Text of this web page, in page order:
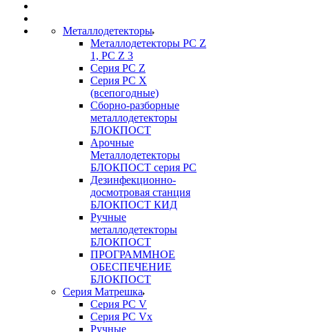
Металлодетекторы
Металлодетекторы РС Z
1, PC Z 3
Серия РС Z
Серия РС X
(всепогодные)
Сборно-разборные
металлодетекторы
БЛОКПОСТ
Арочные
Металлодетекторы
БЛОКПОСТ серия РС
Дезинфекционно-
досмотровая станция
БЛОКПОСТ КИД
Ручные
металлодетекторы
БЛОКПОСТ
ПРОГРАММНОЕ
ОБЕСПЕЧЕНИЕ
БЛОКПОСТ
Серия Матрешка
Серия PC V
Серия PC Vx
Ручные